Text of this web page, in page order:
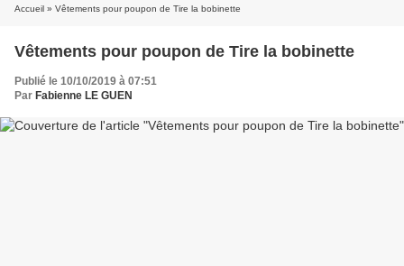
Accueil » Vêtements pour poupon de Tire la bobinette
Vêtements pour poupon de Tire la bobinette
Publié le 10/10/2019 à 07:51
Par Fabienne LE GUEN